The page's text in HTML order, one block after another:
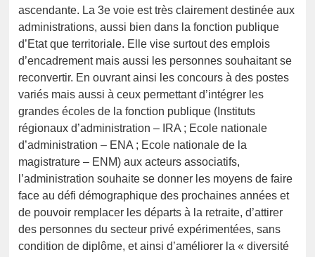
ascendante. La 3e voie est très clairement destinée aux
administrations, aussi bien dans la fonction publique
d’Etat que territoriale. Elle vise surtout des emplois
d’encadrement mais aussi les personnes souhaitant se
reconvertir. En ouvrant ainsi les concours à des postes
variés mais aussi à ceux permettant d’intégrer les
grandes écoles de la fonction publique (Instituts
régionaux d’administration – IRA ; Ecole nationale
d’administration – ENA ; Ecole nationale de la
magistrature – ENM) aux acteurs associatifs,
l’administration souhaite se donner les moyens de faire
face au défi démographique des prochaines années et
de pouvoir remplacer les départs à la retraite, d’attirer
des personnes du secteur privé expérimentées, sans
condition de diplôme, et ainsi d’améliorer la « diversité